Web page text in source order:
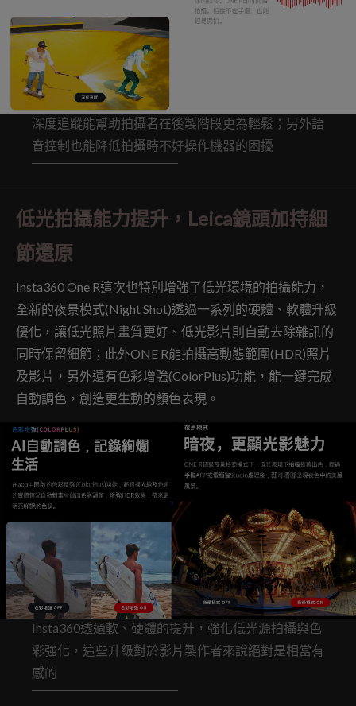
深度追蹤能幫助拍攝者在後製階段更為輕鬆；另外語
音控制也能降低拍攝時不好操作機器的困擾
低光拍攝能力提升，Leica鏡頭加持細
節還原
Insta360 One R這次也特別增強了低光環境的拍攝能力，
全新的夜景模式(Night Shot)透過一系列的硬體、軟體升級
優化，讓低光照片畫質更好、低光影片則自動去除雜訊的
同時保留細節；此外ONE R能拍攝高動態範圍(HDR)照片
及影片，另外還有色彩增強(ColorPlus)功能，能一鍵完成
自動調色，創造更生動的顏色表現。
Insta360透過軟、硬體的提升，強化低光源拍攝與色
彩強化，這些升級對於影片製作者來說絕對是相當有
感的